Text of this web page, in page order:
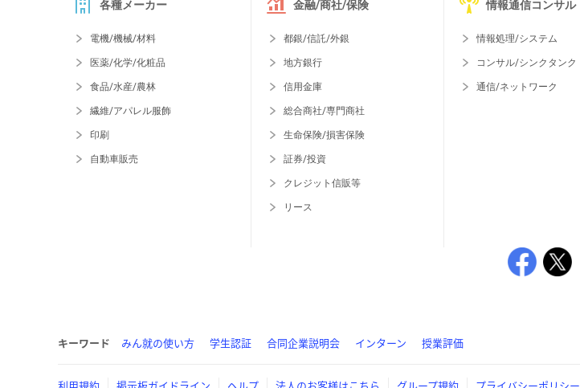
各種メーカー
電機/機械/材料
医薬/化学/化粧品
食品/水産/農林
繊維/アパレル服飾
印刷
自動車販売
金融/商社/保険
都銀/信託/外銀
地方銀行
信用金庫
総合商社/専門商社
生命保険/損害保険
証券/投資
クレジット信販等
リース
情報通信コンサル
情報処理/システム
コンサル/シンクタンク
通信/ネットワーク
キーワード みん就の使い方 学生認証 合同企業説明会 インターン 授業評価